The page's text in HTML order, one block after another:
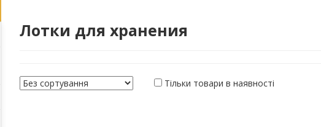
Лотки для хранения
Тільки товари в наявності